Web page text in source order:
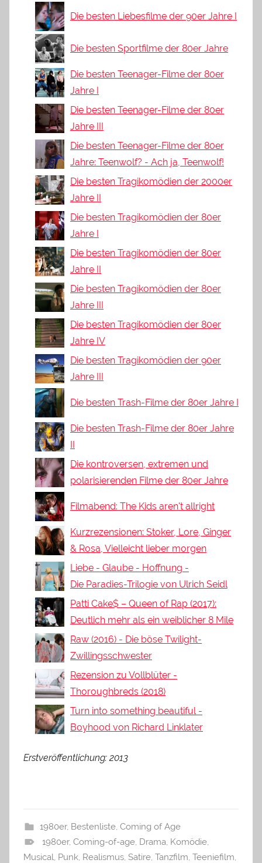
Die besten Liebesfilme der 90er Jahre I
Die besten Sportfilme der 80er Jahre
Die besten Teenager-Filme der 80er
Jahre I
Die besten Teenager-Filme der 80er
Jahre III
Die besten Teenager-Filme der 80er
Jahre: Teenwolf? - Ach ja, Teenwolf!
Die besten Tragikomödien der 2000er
Jahre II
Die besten Tragikomödien der 80er
Jahre I
Die besten Tragikomödien der 80er
Jahre II
Die besten Tragikomödien der 80er
Jahre III
Die besten Tragikomödien der 80er
Jahre IV
Die besten Tragikomödien der 90er
Jahre III
Die besten Trash-Filme der 80er Jahre I
Die besten Trash-Filme der 80er Jahre
II
Die kontroversen, extremen und
polarisierenden Filme der 80er Jahre
Filmabend: The Kids aren't allright
Kurzrezensionen: Stoker, Lore, Ginger
& Rosa, Vielleicht lieber morgen
Liebe - Glaube - Hoffnung -
Die Paradies-Trilogie von Ulrich Seidl
Patti Cake$ – Queen of Rap (2017):
Deutlich mehr als ein weiblicher 8 Mile
Raw (2016) - Die böse Twilight-
Zwillingsschwester
Rezension zu Vollblüter -
Thoroughbreds (2018)
Turn into something beautiful -
Boyhood von Richard Linklater
Erstveröffentlichung: 2013
1980er, Bestenliste, Coming of Age
1980er, Coming-of-age, Drama Komödie,
Musical Punk Realismus Satire Tanzfilm Teeniefilm